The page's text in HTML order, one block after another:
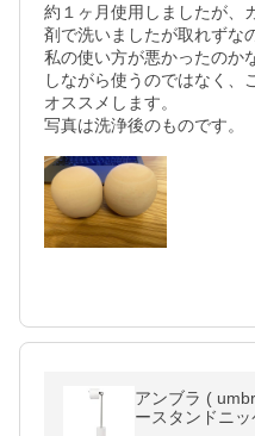
約１ヶ月使用しましたが、
剤で洗いましたが取れずな
私の使い方が悪かったのか
しながら使うのではなく、
オススメします。
写真は洗浄後のものです。
アンブラ ( umbra ) トゥーカン トイ
ースタンドニ